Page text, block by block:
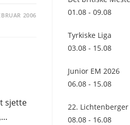
2006
sjette
01.08 - 09.08
Tyrkiske Liga
03.08 - 15.08
Junior EM 2026
06.08 - 15.08
22.
08.08 - 16.08